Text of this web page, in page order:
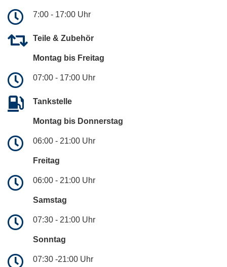
7:00 - 17:00 Uhr
Teile & Zubehör
Montag bis Freitag
07:00 - 17:00 Uhr
Tankstelle
Montag bis Donnerstag
06:00 - 21:00 Uhr
Freitag
06:00 - 21:00 Uhr
Samstag
07:30 - 21:00 Uhr
Sonntag
07:30 -21:00 Uhr